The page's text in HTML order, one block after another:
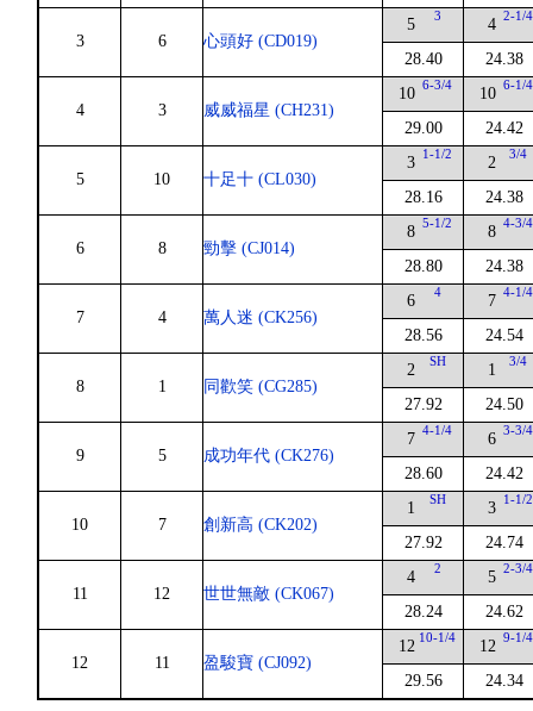
3 6 心頭好 (CD019)
5 3
28.40
4 2-1/4
24.38
4 3 威威福星 (CH231)
10 6-3/4
29.00
10 6-1/4
24.42
5 10 十足十 (CL030)
3 1-1/2
28.16
2 3/4
24.38
6 8 勁擊 (CJ014)
8 5-1/2
28.80
8 4-3/4
24.38
7 4 萬人迷 (CK256)
6 4
28.56
7 4-1/4
24.54
8 1 同歡笑 (CG285)
2 SH
27.92
1 3/4
24.50
9 5 成功年代 (CK276)
7 4-1/4
28.60
6 3-3/4
24.42
10 7 創新高 (CK202)
1 SH
27.92
3 1-1/2
24.74
11 12 世世無敵 (CK067)
4 2
28.24
5 2-3/4
24.62
12 11 盈駿寶 (CJ092)
12 10-1/4
29.56
12 9-1/4
24.34